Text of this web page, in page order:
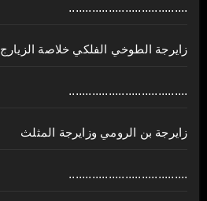
....................................
زايرجة الطوخي الفلكي خلاصة الزيارج
....................................
زايرجة بن الرومي وزايرجة المثلث
....................................